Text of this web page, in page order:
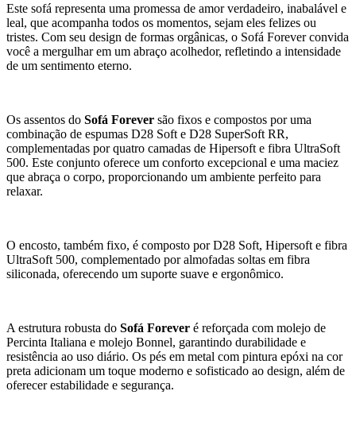
Este sofá representa uma promessa de amor verdadeiro, inabalável e
leal, que acompanha todos os momentos, sejam eles felizes ou
tristes. Com seu design de formas orgânicas, o Sofá Forever convida
você a mergulhar em um abraço acolhedor, refletindo a intensidade
de um sentimento eterno.
Os assentos do Sofá Forever são fixos e compostos por uma
combinação de espumas D28 Soft e D28 SuperSoft RR,
complementadas por quatro camadas de Hipersoft e fibra UltraSoft
500. Este conjunto oferece um conforto excepcional e uma maciez
que abraça o corpo, proporcionando um ambiente perfeito para
relaxar.
O encosto, também fixo, é composto por D28 Soft, Hipersoft e fibra
UltraSoft 500, complementado por almofadas soltas em fibra
siliconada, oferecendo um suporte suave e ergonômico.
A estrutura robusta do Sofá Forever é reforçada com molejo de
Percinta Italiana e molejo Bonnel, garantindo durabilidade e
resistência ao uso diário. Os pés em metal com pintura epóxi na cor
preta adicionam um toque moderno e sofisticado ao design, além de
oferecer estabilidade e segurança.